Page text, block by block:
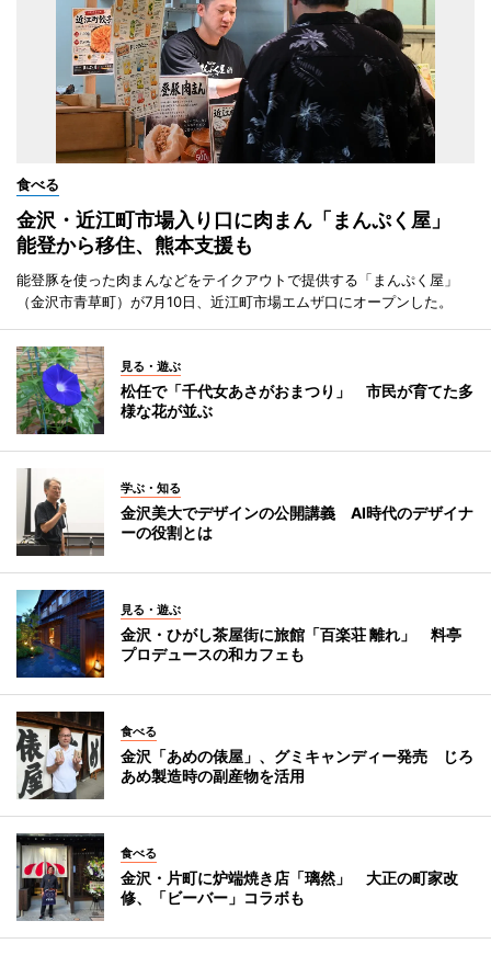
食べる
金沢・近江町市場入り口に肉まん「まんぷく屋」
能登から移住、熊本支援も
能登豚を使った肉まんなどをテイクアウトで提供する「まんぷく屋」
（金沢市青草町）が7月10日、近江町市場エムザ口にオープンした。
見る・遊ぶ
松任で「千代女あさがおまつり」 市民が育てた多
様な花が並ぶ
学ぶ・知る
金沢美大でデザインの公開講義 AI時代のデザイナ
ーの役割とは
見る・遊ぶ
金沢・ひがし茶屋街に旅館「百楽荘 離れ」 料亭
プロデュースの和カフェも
食べる
金沢「あめの俵屋」、グミキャンディー発売 じろ
あめ製造時の副産物を活用
食べる
金沢・片町に炉端焼き店「璃然」 大正の町家改
修、「ビーバー」コラボも